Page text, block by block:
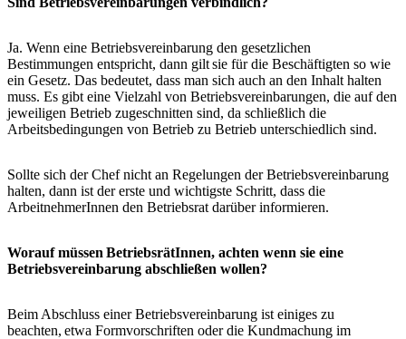
Ja. Wenn eine Betriebsvereinbarung den gesetzlichen
Bestimmungen entspricht, dann gilt sie für die Beschäftigten so wie
ein Gesetz. Das bedeutet, dass man sich auch an den Inhalt halten
muss. Es gibt eine Vielzahl von Betriebsvereinbarungen, die auf den
jeweiligen Betrieb zugeschnitten sind, da schließlich die
Arbeitsbedingungen von Betrieb zu Betrieb unterschiedlich sind.
Sollte sich der Chef nicht an Regelungen der Betriebsvereinbarung
halten, dann ist der erste und wichtigste Schritt, dass die
ArbeitnehmerInnen den Betriebsrat darüber informieren.
Worauf müssen BetriebsrätInnen, achten wenn sie eine
Betriebsvereinbarung abschließen wollen?
Beim Abschluss einer Betriebsvereinbarung ist einiges zu
beachten, etwa Formvorschriften oder die Kundmachung im